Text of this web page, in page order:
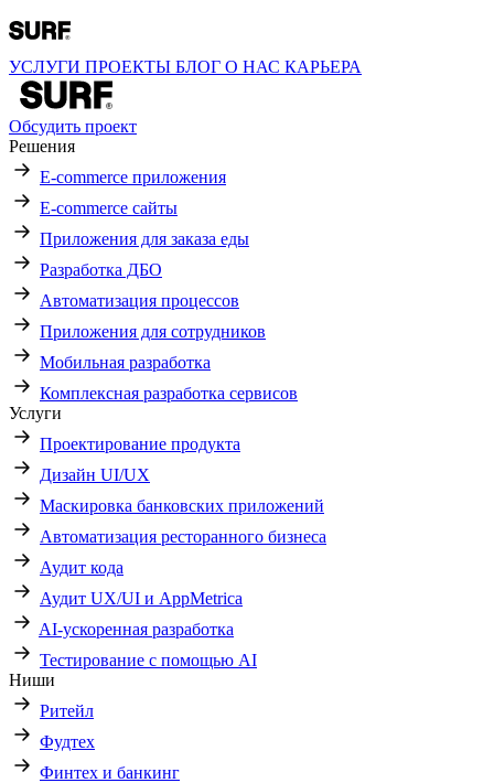
УСЛУГИ ПРОЕКТЫ БЛОГ О НАС КАРЬЕРА
Обсудить проект
Решения
E-commerce приложения
E-commerce сайты
Приложения для заказа еды
Разработка ДБО
Автоматизация процессов
Приложения для сотрудников
Мобильная разработка
Комплексная разработка сервисов
Услуги
Проектирование продукта
Дизайн UI/UX
Маскировка банковских приложений
Автоматизация ресторанного бизнеса
Аудит кода
Аудит UX/UI и AppMetrica
AI-ускоренная разработка
Тестирование с помощью AI
Ниши
Ритейл
Фудтех
Финтех и банкинг